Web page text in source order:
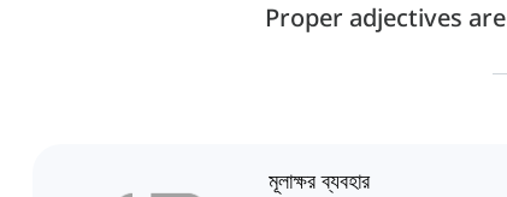
Proper adjectives
মূলাক্ষর ব্যবহার